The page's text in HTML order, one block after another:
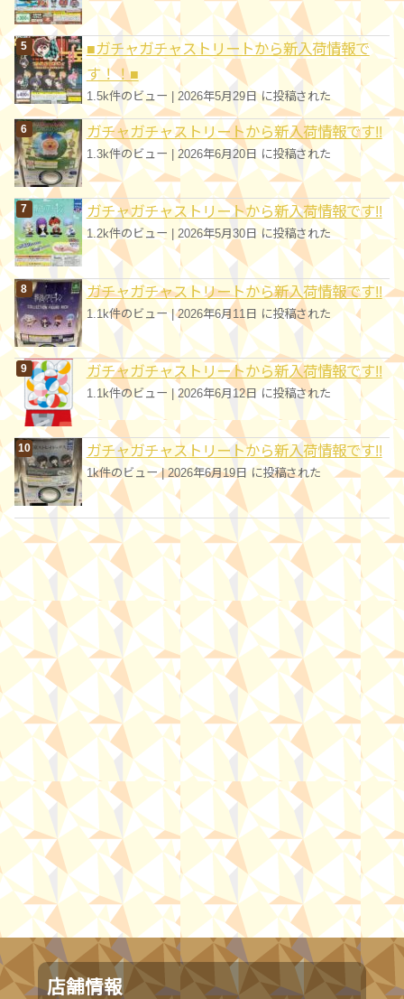
■ガチャガチャストリートから新入荷情報で
す！！■
1.5k件のビュー 2026年5月29日 に投稿された
ガチャガチャストリートから新入荷情報です!!
1.3k件のビュー |2026年6月20日 に投稿された
ガチャガチャストリートから新入荷情報です!!
1.2k件のビュー 2026年5月30日 に投稿された
ガチャガチャストリートから新入荷情報です!!
1.1k件のビュー|2026年6月11日 に投稿された
ガチャガチャストリートから新入荷情報です!!
1.1k件のビュー |2026年6月12日 に投稿された
ガチャガチャストリートから新入荷情報です!!
1k件のビュー|2026年6月19日 に投稿された
店舗情報